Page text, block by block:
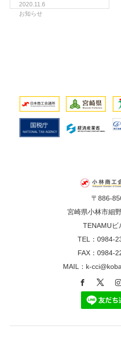
2020.11.6
お知らせ
〒886-
宮崎県小林市細
TENAMUビ
TEL：0984-
FAX：0984-
MAIL：k-